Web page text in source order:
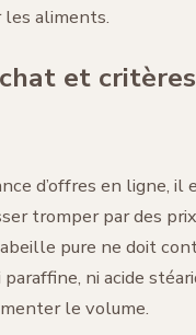
les aliments.
et
d’offres en ligne, il
tromper par des
pure ne doit
ni acide
le volume.